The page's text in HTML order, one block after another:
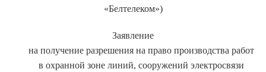
«Белтелеком»)
Заявление
на получение разрешения на право производства работ
в охранной зоне линий, сооружений электросвязи